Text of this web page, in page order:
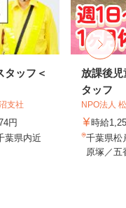
タッフ＜
支社
円
県内近
放課後児
タッフ
NPO法人
時給
千葉県松
原塚／